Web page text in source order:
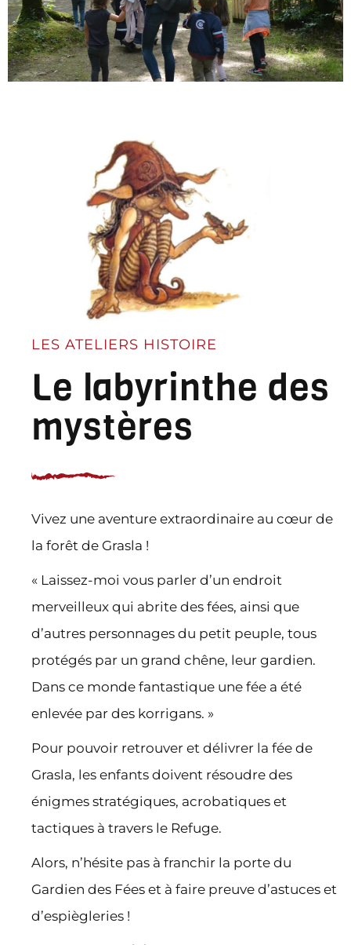
LES ATELIERS HISTOIRE
Le labyrinthe des
mystères
Vivez une aventure extraordinaire au cœur de
la forêt de Grasla !
« Laissez-moi vous parler d’un endroit
merveilleux qui abrite des fées, ainsi que
d’autres personnages du petit peuple, tous
protégés par un grand chêne, leur gardien.
Dans ce monde fantastique une fée a été
enlevée par des korrigans. »
Pour pouvoir retrouver et délivrer la fée de
Grasla, les enfants doivent résoudre des
énigmes stratégiques, acrobatiques et
tactiques à travers le Refuge.
Alors, n’hésite pas à franchir la porte du
Gardien des Fées et à faire preuve d’astuces et
d’espiègleries !